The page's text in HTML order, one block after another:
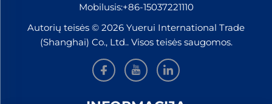
Mobilusis:+86-15037221110
Autorių teisės © 2026 Yuerui International Trade
(Shanghai) Co., Ltd.. Visos teisės saugomos.